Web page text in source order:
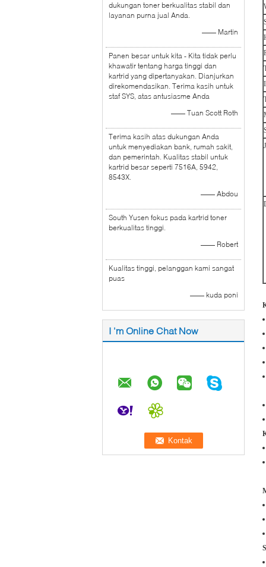
dukungan toner berkualitas stabil dan
layanan purna jual Anda.
—— Martin
Panen besar untuk kita - Kita tidak perlu
khawatir tentang harga tinggi dan
kartrid yang dipertanyakan. Dianjurkan
direkomendasikan. Terima kasih untuk
staf SYS, atas antusiasme Anda
—— Tuan Scott Roth
Terima kasih atas dukungan Anda
untuk menyediakan bank, rumah sakit,
dan pemerintah. Kualitas stabil untuk
kartrid besar seperti 7516A, 5942,
8543X.
—— Abdou
South Yusen fokus pada kartrid toner
berkualitas tinggi.
—— Robert
Kualitas tinggi, pelanggan kami sangat
puas
—— kuda poni
I 'm Online Chat Now